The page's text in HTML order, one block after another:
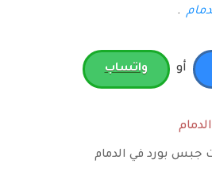
.
أو واتساب
جبس بورد في الدمام